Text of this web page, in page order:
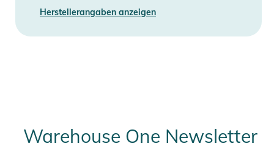
Herstellerangaben anzeigen
Warehouse One Newsletter